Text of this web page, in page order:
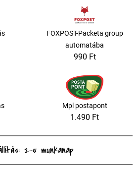
FOXPOST-Packeta group
automatába
990 Ft
Mpl postapont
1.490 Ft
2-5 munkanap